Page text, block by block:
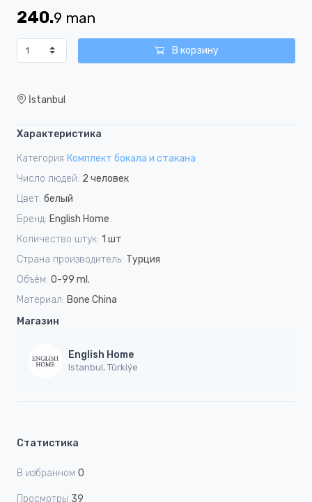
6
240.9 man
В корзину
İstanbul
Характеристика
Категория Комплект бокала и стакана
Число людей: 2 человек
Цвет: белый
Бренд: English Home
Количество штук: 1 шт
Страна производитель: Турция
Объём: 0-99 ml.
Материал: Bone China
Магазин
English Home
Istanbul, Türkiýe
Статистика
В избранном 0
Просмотры 39